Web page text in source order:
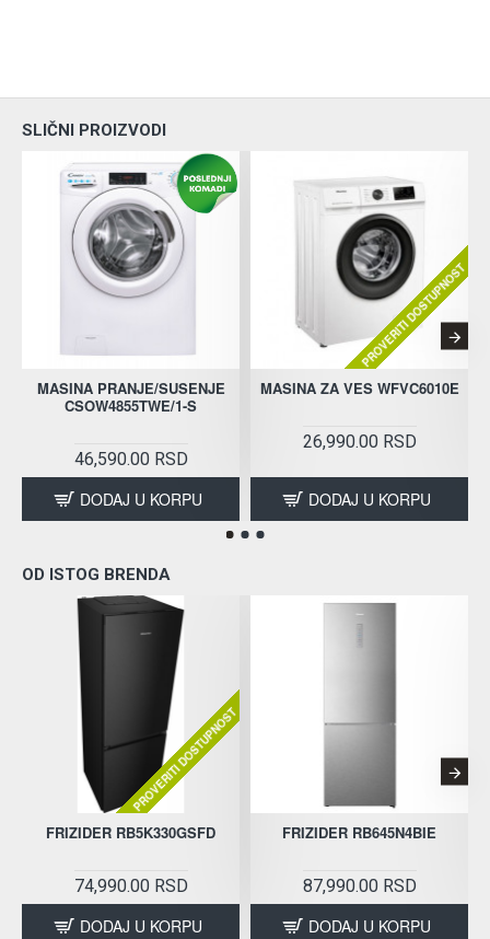
SLIČNI PROIZVODI
MASINA PRANJE/SUSENJE
CSOW4855TWE/1-S
46,590.00 RSD
DODAJ U KORPU
PROVERITI DOSTUPNOST
MASINA ZA VES WFVC6010E
26,990.00 RSD
DODAJ U KORPU
OD ISTOG BRENDA
PROVERITI DOSTUPNOST
FRIZIDER RB5K330GSFD
74,990.00 RSD
DODAJ U KORPU
FRIZIDER RB645N4BIE
87,990.00 RSD
DODAJ U KORPU